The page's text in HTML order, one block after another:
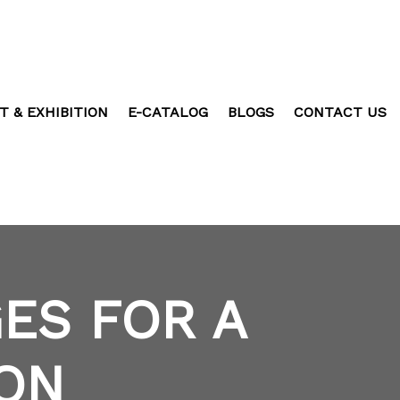
& EXHIBITION E-CATALOG BLOGS CONTACT US
FOR A